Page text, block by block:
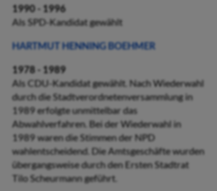
1990 - 1996
Als SPD-Kandidat gewählt
HARTMUT HENNING BOEHMER
1978 - 1989
Als CDU-Kandidat gewählt. Nach Wiederwahl
durch die Stadtverordnetenversammlung in
1989 erfolgte unmittelbar das
Abwahlverfahren. Bei der Wiederwahl in
1989 waren die Stimmen der NPD
wahlentscheidend. Die Amtsgeschäfte wurden
übergangsweise durch den Ersten Stadtrat
Tilo Scheurmann geführt.